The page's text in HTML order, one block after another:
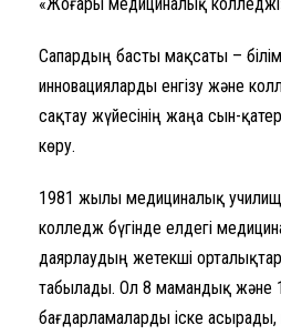
Сапардың басты мақсаты –
инновацияларды енгізу және
сақтау жүйесінің жаңа сын-
көру.
1981 жылы медициналық
колледж бүгінде елдегі
даярлаудың жетекші
табылады. Ол 8 мамандық және
бағдарламаларды іске